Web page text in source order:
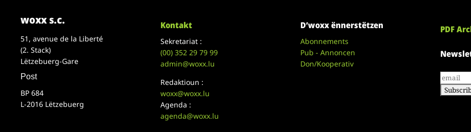
woxx s.c.
51, avenue de la Liberté
(2. Stack)
Lëtzebuerg-Gare
Post
BP 684
L-2016 Lëtzebuerg
Kontakt
Sekretariat :
(00)352 29 79 99
admin@woxx.lu
Redaktioun :
woxx@woxx.lu
Agenda :
agenda@woxx.lu
D’woxx ënnerstëtzen
Abonnements
Pub - Annoncen
Don/Kooperativ
PDF